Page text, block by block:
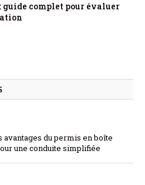
complet pour évaluer
avantages du permis en boîte
une conduite simplifiée